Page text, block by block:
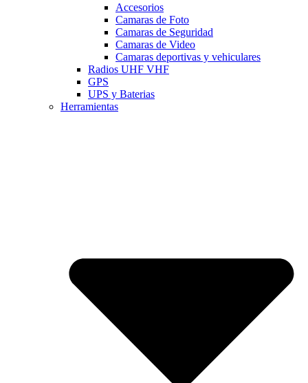
Accesorios
Camaras de Foto
Camaras de Seguridad
Camaras de Video
Camaras deportivas y vehiculares
Radios UHF VHF
GPS
UPS y Baterias
Herramientas